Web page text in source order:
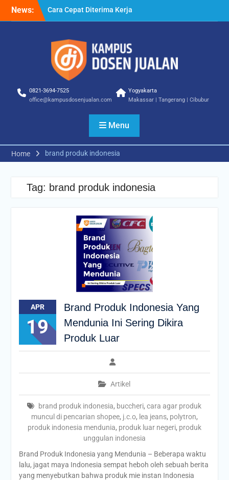
News:
Cara Cepat Diterima Kerja
– Tips Praktis yang Bisa
Cara Biar Dapat Pekerjaan
– Panduan Lengkap untuk
Pencari Kerja
Cara Dapat Pekerjaan –
Memperbesar Peluang
0821-3694-7525
office@kampusdosenjualan.com
Yogyakarta
Makassar | Tangerang | Cibubur
Menu
Home brand produk indonesia
Tag: brand produk indonesia
APR
19
Brand Produk Indonesia Yang
Mendunia Ini Sering Dikira
Produk Luar
Artikel
brand produk indonesia, buccheri,cara agar produk
muncul di pencarian shopee, j.c.o, lea jeans, polytron,
produk indonesia mendunia, produk luar negeri, produk
unggulan indonesia
Brand Produk Indonesia yang Mendunia – Beberapa waktu
lalu, jagat maya Indonesia sempat heboh oleh sebuah berita
yang menyebutkan bahwa produk mie instan Indonesia